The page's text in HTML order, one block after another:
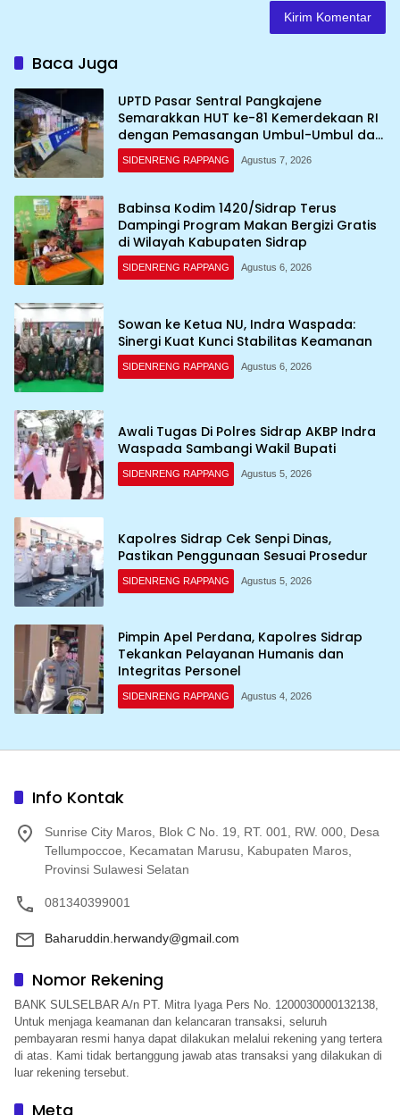
Baca Juga
UPTD Pasar Sentral Pangkajene
Semarakkan HUT ke-81 Kemerdekaan RI
dengan Pemasangan Umbul-Umbul dan
Dekorasi Merah Putih
SIDENRENG RAPPANG Agustus 7, 2026
Babinsa Kodim 1420/Sidrap Terus
Dampingi Program Makan Bergizi Gratis
di Wilayah Kabupaten Sidrap
SIDENRENG RAPPANG Agustus 6, 2026
Sowan ke Ketua NU, Indra Waspada:
Sinergi Kuat Kunci Stabilitas Keamanan
SIDENRENG RAPPANG Agustus 6, 2026
Awali Tugas Di Polres Sidrap AKBP Indra
Waspada Sambangi Wakil Bupati
SIDENRENG RAPPANG Agustus 5, 2026
Kapolres Sidrap Cek Senpi Dinas,
Pastikan Penggunaan Sesuai Prosedur
SIDENRENG RAPPANG Agustus 5, 2026
Pimpin Apel Perdana, Kapolres Sidrap
Tekankan Pelayanan Humanis dan
Integritas Personel
SIDENRENG RAPPANG Agustus 4, 2026
Info Kontak
Sunrise City Maros, Blok C No. 19, RT. 001, RW. 000, Desa
Tellumpoccoe, Kecamatan Marusu, Kabupaten Maros,
Provinsi Sulawesi Selatan
081340399001
Baharuddin.herwandy@gmail.com
Nomor Rekening
BANK SULSELBAR A/n PT. Mitra Iyaga Pers No. 1200030000132138,
Untuk menjaga keamanan dan kelancaran transaksi, seluruh
pembayaran resmi hanya dapat dilakukan melalui rekening yang tertera
di atas. Kami tidak bertanggung jawab atas transaksi yang dilakukan di
luar rekening tersebut.
Meta